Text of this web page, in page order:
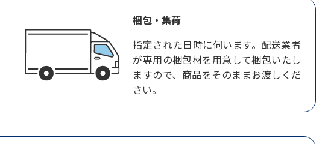
梱包・集荷
指定された日時に伺います。配送業者
が専用の梱包材を用意して梱包いたし
ますので、商品をそのままお渡しくだ
さい。